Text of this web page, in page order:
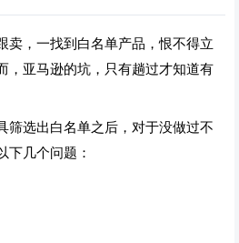
卖，一找到白名单产品，恨不得立
，亚马逊的坑，只有趟过才知道有
筛选出白名单之后，对于没做过不
下几个问题：